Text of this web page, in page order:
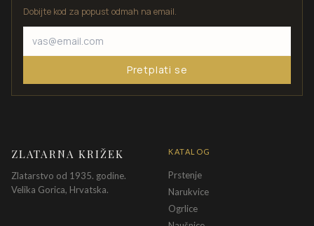
Dobijte kod za popust odmah na email.
Pretplati se
ZLATARNA KRIŽEK
Zlatarstvo od 1935. godine.
Velika Gorica, Hrvatska.
KATALOG
Prstenje
Narukvice
Ogrlice